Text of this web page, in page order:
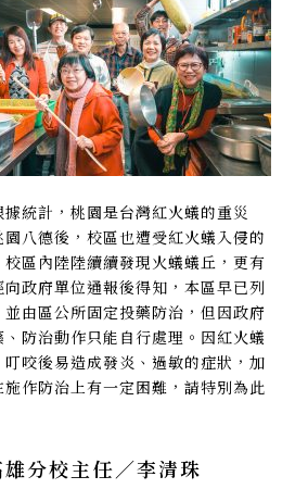
統計，桃園是台灣紅火蟻的重災
八德後，校區也遭受紅火蟻入侵的
區內陸陸續續發現火蟻蟻丘，更有
政府單位通報後得知，本區早已列
由區公所固定投藥防治，但因政府
防治動作只能自行處理。因紅火蟻
咬後易造成發炎、過敏的症狀，加
作防治上有一定困難，請特別為此
分校主任／李清珠